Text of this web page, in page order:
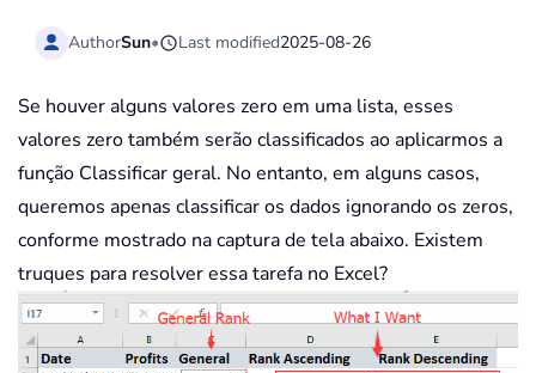
AuthorSun• Last modified2025-08-26
Se houver alguns valores zero em uma lista, esses
valores zero também serão classificados ao aplicarmos a
função Classificar geral. No entanto, em alguns casos,
queremos apenas classificar os dados ignorando os zeros,
conforme mostrado na captura de tela abaixo. Existem
truques para resolver essa tarefa no Excel?